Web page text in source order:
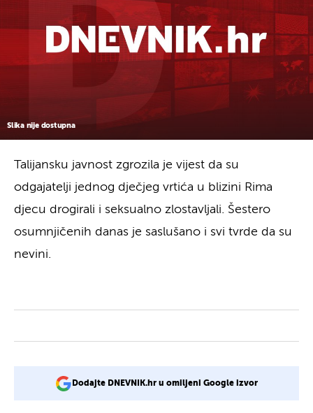
Slika nije dostupna
Talijansku javnost zgrozila je vijest da su
odgajatelji jednog dječjeg vrtića u blizini Rima
djecu drogirali i seksualno zlostavljali. Šestero
osumnjičenih danas je saslušano i svi tvrde da su
nevini.
Dodajte DNEVNIK.hr u omiljeni Google izvor